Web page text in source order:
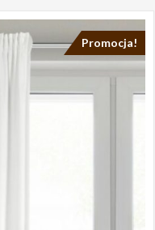
Promocja!